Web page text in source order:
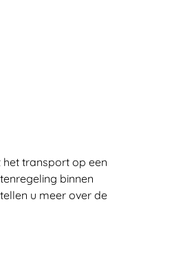
transport op een
binnen
u meer over de